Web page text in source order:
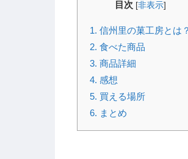
目次 [非表示]
1. 信州里の菓工房とは？
2. 食べた商品
3. 商品詳細
4. 感想
5. 買える場所
6. まとめ